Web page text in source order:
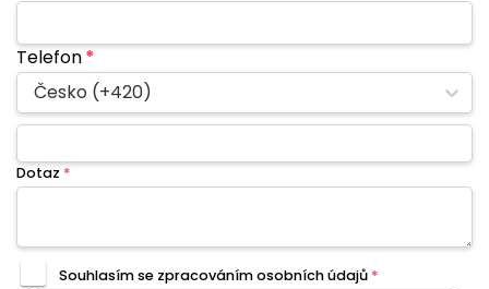
Telefon*
Česko (+420)
Dotaz *
Souhlasím se zpracovánímosobních údajů *